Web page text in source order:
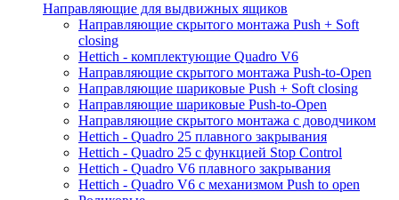
Направляющие для выдвижных ящиков
Направляющие скрытого монтажа Push + Soft
closing
Hettich - комплектующие Quadro V6
Направляющие скрытого монтажа Push-to-Open
Направляющие шариковые Push + Soft closing
Направляющие шариковые Push-to-Open
Направляющие скрытого монтажа с доводчиком
Hettich - Quadro 25 плавного закрывания
Hettich - Quadro 25 с функцией Stop Control
Hettich - Quadro V6 плавного закрывания
Hettich - Quadro V6 с механизмом Push to open